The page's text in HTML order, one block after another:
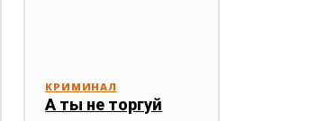
КРИМИНАЛ
А ты не торгуй